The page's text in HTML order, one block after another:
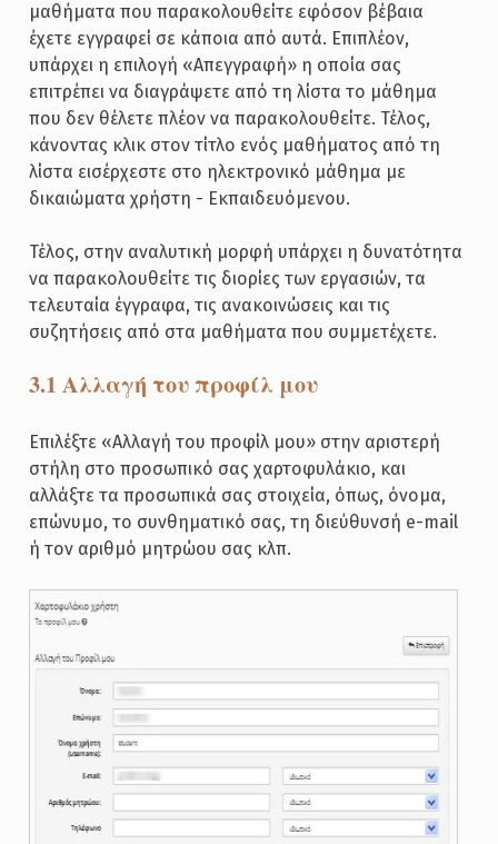
μαθήματα που παρακολουθείτε εφόσον βέβαια
έχετε εγγραφεί σε κάποια από αυτά. Επιπλέον,
υπάρχει η επιλογή «Απεγγραφή» η οποία σας
επιτρέπει να διαγράψετε από τη λίστα το μάθημα
που δεν θέλετε πλέον να παρακολουθείτε. Τέλος,
κάνοντας κλικ στον τίτλο ενός μαθήματος από τη
λίστα εισέρχεστε στο ηλεκτρονικό μάθημα με
δικαιώματα χρήστη - Εκπαιδευόμενου.
Τέλος, στην αναλυτική μορφή υπάρχει η δυνατότητα
να παρακολουθείτε τις διορίες των εργασιών, τα
τελευταία έγγραφα, τις ανακοινώσεις και τις
συζητήσεις από στα μαθήματα που συμμετέχετε.
3.1 Αλλαγή του προφίλ μου
Επιλέξτε «Αλλαγή του προφίλ μου» στην αριστερή
στήλη στο προσωπικό σας χαρτοφυλάκιο, και
αλλάξτε τα προσωπικά σας στοιχεία, όπως, όνομα,
επώνυμο, το συνθηματικό σας, τη διεύθυνσή e-mail
ή τον αριθμό μητρώου σας κλπ.